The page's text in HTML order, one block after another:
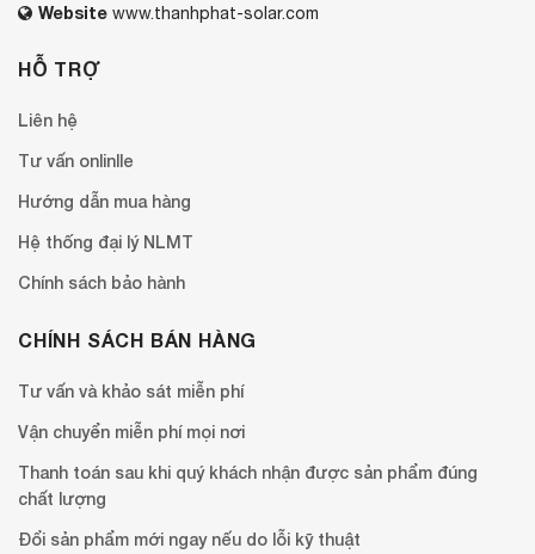
Website www.thanhphat-solar.com
HỖ TRỢ
Liên hệ
Tư vấn onlinlle
Hướng dẫn mua hàng
Hệ thống đại lý NLMT
Chính sách bảo hành
CHÍNH SÁCH BÁN HÀNG
Tư vấn và khảo sát miễn phí
Vận chuyển miễn phí mọi nơi
Thanh toán sau khi quý khách nhận được sản phẩm đúng
chất lượng
Đổi sản phẩm mới ngay nếu do lỗi kỹ thuật